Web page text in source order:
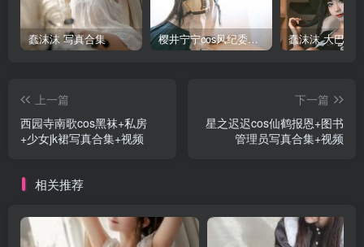
蠢沫沫 写真合集 樱井宁宁cos风纪委员写真套图
上一篇
西园寺南歌cos黑袜+私房
+少女jk裙写真合集+视频
下一篇
星之迟迟cos仙鹤报恩+图书
管理员写真合集+视频
相关推荐